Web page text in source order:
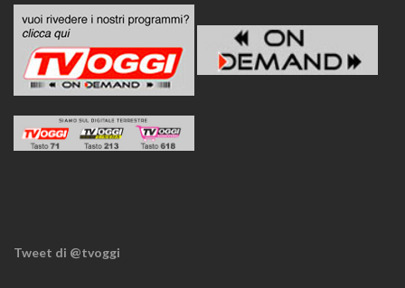
Tweet di @tvoggi